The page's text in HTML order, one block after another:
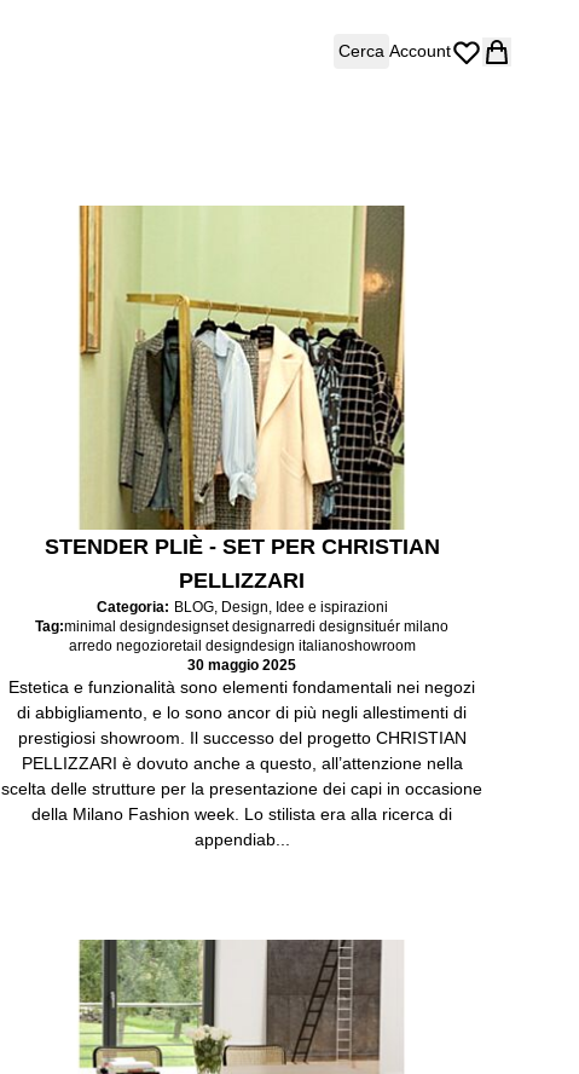
Cerca Account
STENDER PLIÈ - SET PER CHRISTIAN
PELLIZZARI
Categoria: BLOG, Design, Idee e ispirazioni
Tag:minimal designdesignset designarredi designsituér milano
arredo negozioretail designdesign italianoshowroom
30 maggio 2025
Estetica e funzionalità sono elementi fondamentali nei negozi
di abbigliamento, e lo sono ancor di più negli allestimenti di
prestigiosi showroom. Il successo del progetto CHRISTIAN
PELLIZZARI è dovuto anche a questo, all’attenzione nella
scelta delle strutture per la presentazione dei capi in occasione
della Milano Fashion week. Lo stilista era alla ricerca di
appendiab...